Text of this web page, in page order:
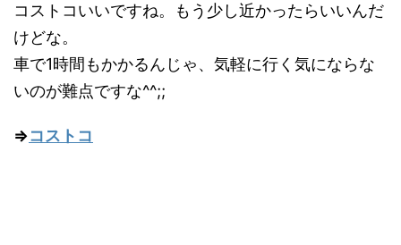
コストコいいですね。もう少し近かったらいいんだ
けどな。
車で1時間もかかるんじゃ、気軽に行く気にならな
いのが難点ですな^^;;
⇒コストコ